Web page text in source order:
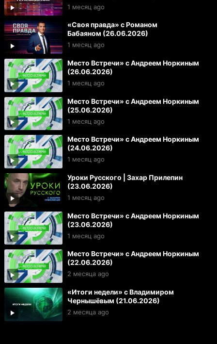
1 месяц ago
«Своя правда» с Романом
Бабаяном (26.06.2026)
1 месяц ago
Место Встречи» с Андреем Норкиным
(26.06.2026)
1 месяц ago
Место Встречи» с Андреем Норкиным
(25.06.2026)
1 месяц ago
Место Встречи» с Андреем Норкиным
(24.06.2026)
1 месяц ago
Уроки Русского | Захар Прилепин
(23.06.2026)
1 месяц ago
Место Встречи» с Андреем Норкиным
(23.06.2026)
1 месяц ago
Место Встречи» с Андреем Норкиным
(22.06.2026)
2 месяца ago
«Итоги недели» с Владимиром
Чернышёвым (21.06.2026)
2 месяца ago